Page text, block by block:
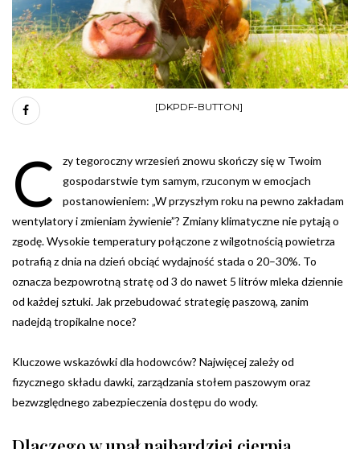
[DKPDF-BUTTON]
C
zy tegoroczny wrzesień znowu skończy się w Twoim
gospodarstwie tym samym, rzuconym w emocjach
postanowieniem: „W przyszłym roku na pewno zakładam
wentylatory i zmieniam żywienie”? Zmiany klimatyczne nie pytają o
zgodę. Wysokie temperatury połączone z wilgotnością powietrza
potrafią z dnia na dzień obciąć wydajność stada o 20–30%. To
oznacza bezpowrotną stratę od 3 do nawet 5 litrów mleka dziennie
od każdej sztuki. Jak przebudować strategię paszową, zanim
nadejdą tropikalne noce?
Kluczowe wskazówki dla hodowców? Najwięcej zależy od
fizycznego składu dawki, zarządzania stołem paszowym oraz
bezwzględnego zabezpieczenia dostępu do wody.